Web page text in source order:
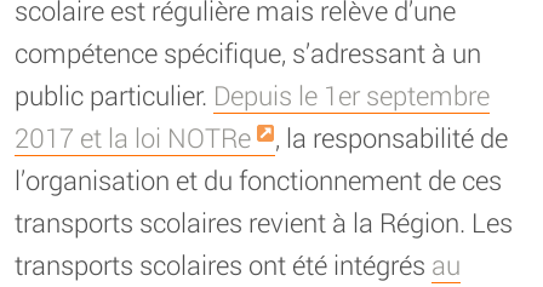
scolaire est régulière mais relève d’une
compétence spécifique, s’adressant à un
public particulier. Depuis le 1er septembre
2017 et la loi NOTRe
, la responsabilité de
l’organisation et du fonctionnement de ces
transports scolaires revient à la Région. Les
transports scolaires ont été intégrés au